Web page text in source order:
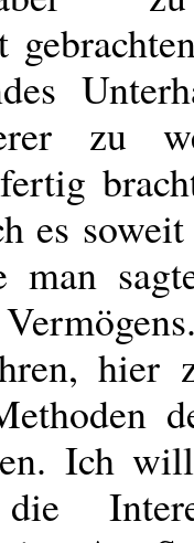
zu
es
man
hier
Ich